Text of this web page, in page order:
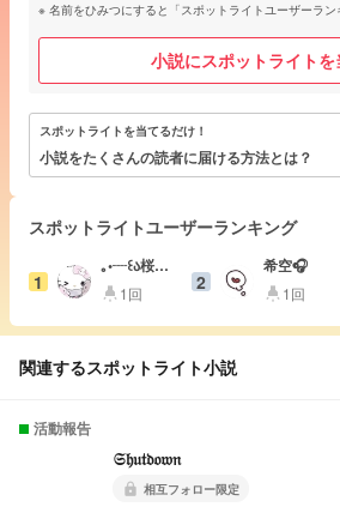
名前をひみつにすると「スポットライトユーザーラ
小説にスポットライトを
スポットライトを当てるだけ！
小説をたくさんの読者に届ける方法とは？
スポットライトユーザーランキング
1
‎｡•┈꒰ა桜井
ぴの໒꒱┈•｡
highlight 1回 2
希空🎧
highlight 1回
関連するスポットライト小説
活動報告
𝔖𝔥𝔲𝔱𝔡𝔬𝔴𝔫
lock 相互フォロー限定